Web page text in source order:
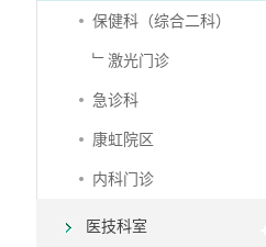
保健科（综合二科）
﹂激光门诊
急诊科
康虹院区
内科门诊
医技科室